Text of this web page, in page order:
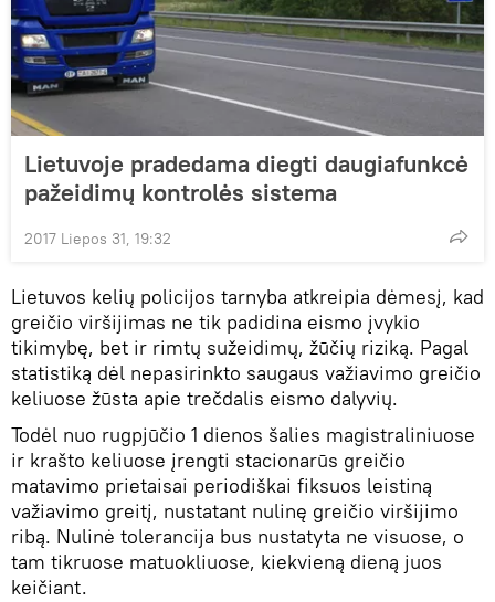
Lietuvoje pradedama diegti daugiafunkcė
pažeidimų kontrolės sistema
2017 Liepos 31, 19:32
Lietuvos kelių policijos tarnyba atkreipia dėmesį, kad
greičio viršijimas ne tik padidina eismo įvykio
tikimybę, bet ir rimtų sužeidimų, žūčių riziką. Pagal
statistiką dėl nepasirinkto saugaus važiavimo greičio
keliuose žūsta apie trečdalis eismo dalyvių.
Todėl nuo rugpjūčio 1 dienos šalies magistraliniuose
ir krašto keliuose įrengti stacionarūs greičio
matavimo prietaisai periodiškai fiksuos leistiną
važiavimo greitį, nustatant nulinę greičio viršijimo
ribą. Nulinė tolerancija bus nustatyta ne visuose, o
tam tikruose matuokliuose, kiekvieną dieną juos
keičiant.